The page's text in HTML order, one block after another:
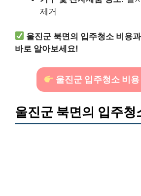
제거
울진군 북면의 입주청소 비용
바로 알아보세요!
울진군 입주청소 비용
울진군 북면의 입주청